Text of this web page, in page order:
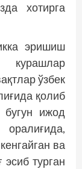
хотирга
эришиш
курашлар
ўзбек
қолиб
бугун ижод
ва
турган